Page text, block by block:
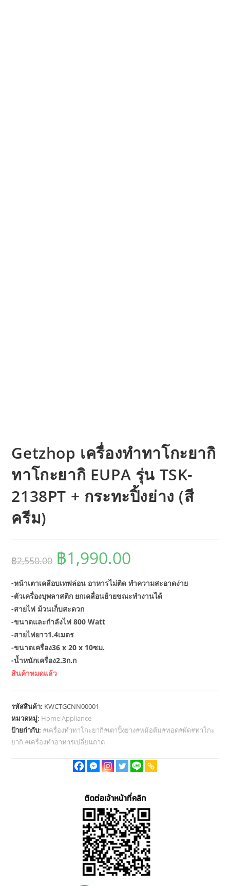
Getzhop เครื่องทำทาโกะยากิ
ทาโกะยากิ EUPA รุ่น TSK-
2138PT + กระทะปิ้งย่าง (สี
ครีม)
฿2,550.00
Original
price
was:
฿1,990.00
-หน้าเตาเคลือบเทฟล่อน อาหารไม่ติด ทำความสะอาดง่าย
-ตัวเครื่องบุพลาสติก ยกเคลื่อนย้ายขณะทำงานได้
-สายไฟ ม้วนเก็บสะดวก
-ขนาดและกำลังไฟ 800 Watt
-สายไฟยาว1.4เมตร
-ขนาดเครื่อง36 x 20 x 10ซม.
-น้ำหนักเครื่อง2.3ก.ก
สินค้าหมดแล้ว
รหัสสินค้า: KWCTGCNN00001
หมวดหมู่: Home Appliance
ป้ายกำกับ:#เครื่องทำทาโกะยากิ#เตาปิ้งย่าง#หม้อต้ม#ทอด#ผัด#ทาโกะ
ยากิ #เครื่องทำอาหารเปลี่ยนถาด